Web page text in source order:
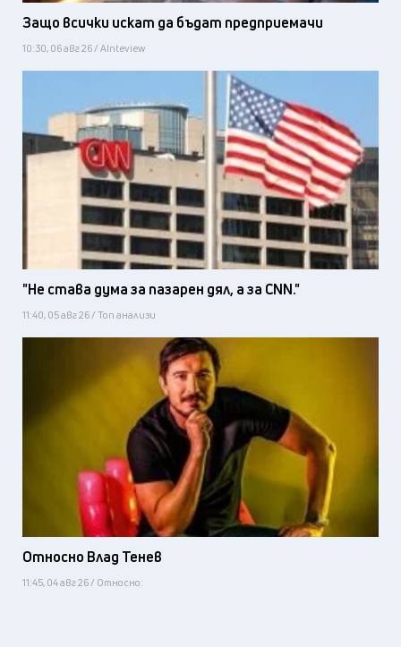
Защо всички искат да бъдат предприемачи
10:30, 06 авг 26 / AInteview
"Не става дума за пазарен дял, а за CNN."
11:40, 05 авг 26 / Топ анализи
Относно Влад Тенев
11:45, 04 авг 26 / Относно: